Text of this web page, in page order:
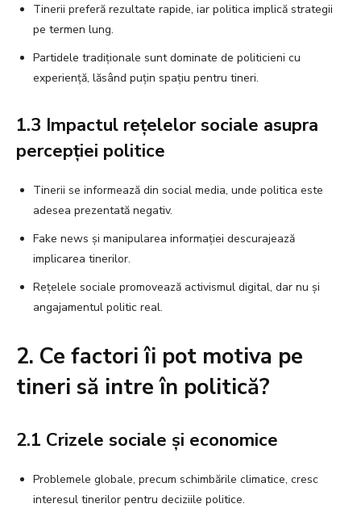
Tinerii preferă rezultate rapide, iar politica implică strategii
pe termen lung.
Partidele tradiționale sunt dominate de politicieni cu
experiență, lăsând puțin spațiu pentru tineri.
1.3 Impactul rețelelor sociale asupra
percepției politice
Tinerii se informează din social media, unde politica este
adesea prezentată negativ.
Fake news și manipularea informației descurajează
implicarea tinerilor.
Rețelele sociale promovează activismul digital, dar nu și
angajamentul politic real.
2. Ce factori îi pot motiva pe
tineri să intre în politică?
2.1 Crizele sociale și economice
Problemele globale, precum schimbările climatice, cresc
interesul tinerilor pentru deciziile politice.